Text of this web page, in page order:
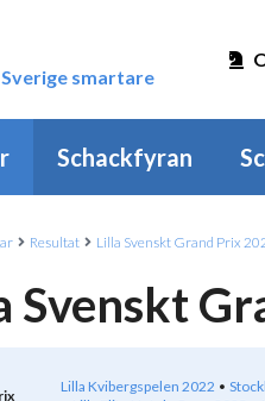
smartare
Schackfyran
Resultat Lilla Svenskt Grand Prix
Svenskt
Lilla Kvibergspelen 2022